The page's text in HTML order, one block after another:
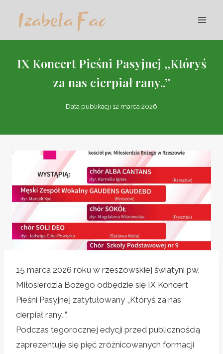
IX Koncert Pieśni Pasyjnej ,,Któryś
za nas cierpiał rany..”
Data publikacji 12 marca 2026
15 marca 2026 roku w rzeszowskiej świątyni pw.
Miłosierdzia Bożego odbędzie się IX Koncert
Pieśni Pasyjnej zatytułowany „Któryś za nas
cierpiał rany…”.
Podczas tegorocznej edycji przed publicznością
zaprezentuje się pięć zróżnicowanych formacji